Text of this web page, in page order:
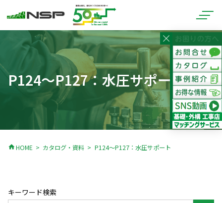
P124～P127：水圧サポート
home HOME カタログ・資料 P124～P127：水圧サポート
キーワード検索